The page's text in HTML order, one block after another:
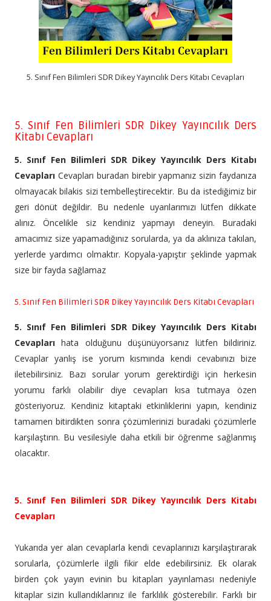
5. Sınıf Fen Bilimleri SDR Dikey Yayıncılık Ders Kitabı Cevapları
5. Sınıf Fen Bilimleri SDR Dikey Yayıncılık Ders
Kitabı Cevapları
5. Sınıf Fen Bilimleri SDR Dikey Yayıncılık Ders Kitabı
Cevapları Cevapları buradan birebir yapmanız sizin faydanıza
olmayacak bilakis sizi tembelleştirecektir. Bu da istediğimiz bir
geri dönüt değildir. Bu nedenle uyarılarımızı lütfen dikkate
alınız. Öncelikle siz kendiniz yapmayı deneyin. Buradaki
amacımız size yapamadığınız sorularda, ya da aklınıza takılan,
yerlerde yardımcı olmaktır. Kopyala-yapıştır şeklinde yapmak
size bir fayda sağlamaz
5. Sınıf Fen Bilimleri SDR Dikey Yayıncılık Ders Kitabı Cevapları
5. Sınıf Fen Bilimleri SDR Dikey Yayıncılık Ders Kitabı
Cevaplarıhata olduğunu düşünüyorsanız lütfen bildiriniz.
Cevaplar yanlış ise yorum kısmında kendi cevabınızı bize
iletebilirsiniz. Bazı sorular yorum gerektirdiği için herkesin
yorumu farklı olabilir diye cevapları kısa tutmaya özen
gösteriyoruz. Kendiniz kitaptaki etkinliklerini yapın, kendiniz
tamamen bitirdikten sonra çözümlerinizi buradaki çözümlerle
karşılaştırın. Bu vesilesiyle daha etkili bir öğrenme sağlanmış
olacaktır.
5. Sınıf Fen Bilimleri SDR Dikey Yayıncılık Ders Kitabı
Cevapları
Yukarıda yer alan cevaplarla kendi cevaplarınızı karşılaştırarak
sorularla, çözümlerle ilgili fikir elde edebilirsiniz. Ek olarak
birden çok yayın evinin bu kitapları yayınlaması nedeniyle
kitaplar sizin kullandıklarınız ile farklılık gösterebilir. Farklı bir